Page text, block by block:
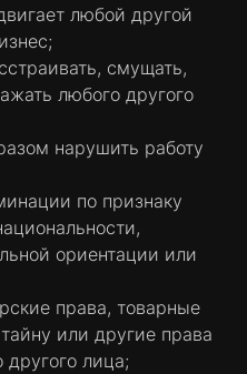
любой другой
смущать,
любого другого
нарушить работу
по признаку
ориентации или
права, товарные
или другие права
другого лица;
в данный момент.
использоваться
касающихся
шрифтов, и
параметров веб-
использоваться
запрашиваемых
таких как просмотр
комментарии в
этими
быть анонимной, и
отслеживать
на других сайтах.